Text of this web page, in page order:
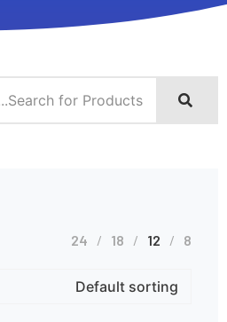
8
12
18
24